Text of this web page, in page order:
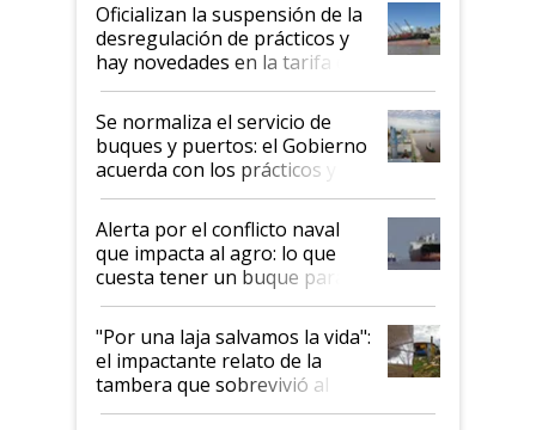
Oficializan la suspensión de la
desregulación de prácticos y
hay novedades en la tarifa de
la hidrovía
Se normaliza el servicio de
buques y puertos: el Gobierno
acuerda con los prácticos y
suspende el decreto de
desregulación
Alerta por el conflicto naval
que impacta al agro: lo que
cuesta tener un buque parado
y el peligro de que Argentina
pase a ser "país sucio"
"Por una laja salvamos la vida":
el impactante relato de la
tambera que sobrevivió al
tornado